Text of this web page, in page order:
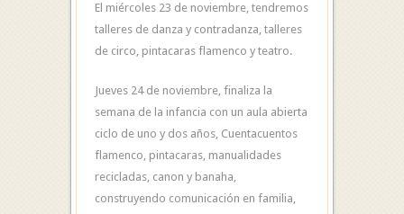
El miércoles 23 de noviembre, tendremos
talleres de danza y contradanza, talleres
de circo, pintacaras flamenco y teatro.
Jueves 24 de noviembre, finaliza la
semana de la infancia con un aula abierta
ciclo de uno y dos años, Cuentacuentos
flamenco, pintacaras, manualidades
recicladas, canon y banaha,
construyendo comunicación en familia,